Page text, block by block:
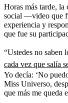
Horas más tarde, la
social —video que
experiencia y
que fue su
“Ustedes no saben
cada vez que salía
Yo decía: ‘No
Miss Universo,
que más me queda